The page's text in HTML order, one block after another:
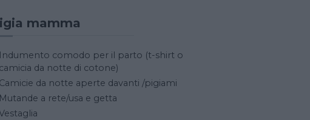
mamma
Indumento comodo per il parto (t-shirt o
camicia da notte di cotone)
Camicie da notte aperte davanti /pigiami
Mutande a rete/usa e getta